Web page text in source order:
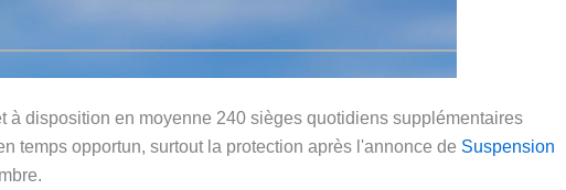
à disposition en moyenne 240 sièges quotidiens supplémentaires
temps opportun, surtout la protection après l'annonce de Suspension